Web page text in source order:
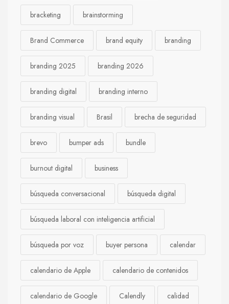
bracketing brainstorming
Brand Commerce brand equity branding
branding 2025 branding 2026
branding digital branding interno
branding visual Brasil brecha de seguridad
brevo bumper ads bundle
burnout digital business
búsqueda conversacional búsqueda digital
búsqueda laboral con inteligencia artificial
búsqueda por voz buyer persona calendar
calendario de Apple calendario de contenidos
calendario de Google Calendly calidad